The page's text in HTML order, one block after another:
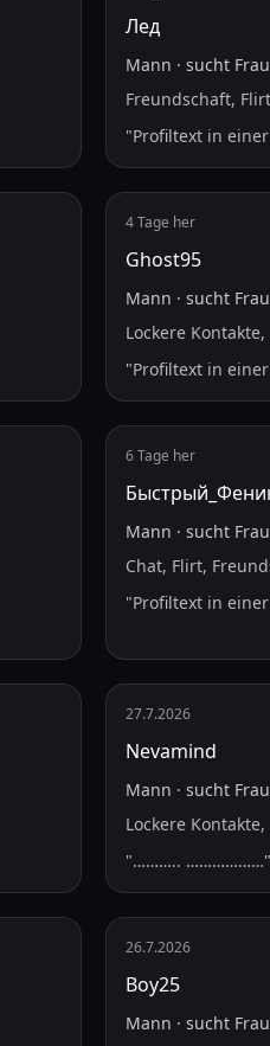
Лед
Mann ·sucht Frau
Freundschaft,
"Profiltext in
4 Tage her
Ghost95
Mann ·sucht Frau
Lockere
"Profiltext in
6 Tage her
Mann ·sucht Frau
Chat, Flirt,
"Profiltext in
27.7.2026
Nevamind
Mann ·sucht Frau
Lockere
"……….. ………………"
26.7.2026
Boy25
Mann ·sucht Frau